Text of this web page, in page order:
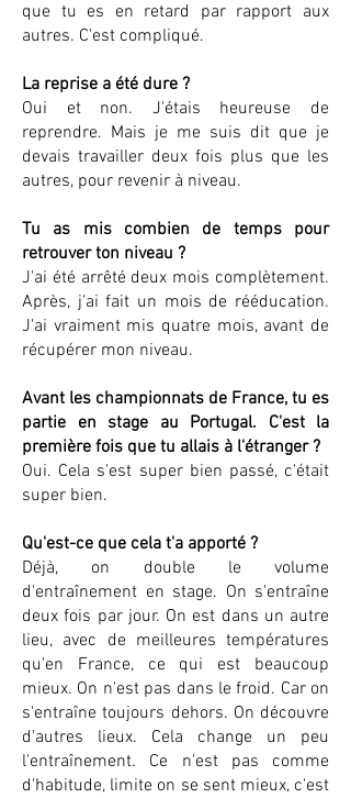
que tu es en retard par rapport aux
autres. C'est compliqué.
La reprise a été dure ?
Oui et non. J'étais heureuse de
reprendre. Mais je me suis dit que je
devais travailler deux fois plus que les
autres, pour revenir à niveau.
Tu as mis combien de temps pour
retrouver ton niveau ?
J'ai été arrêté deux mois complètement.
Après, j'ai fait un mois de rééducation.
J'ai vraiment mis quatre mois, avant de
récupérer mon niveau.
Avant les championnats de France, tu es
partie en stage au Portugal. C'est la
première fois que tu allais à l'étranger ?
Oui. Cela s'est super bien passé, c'était
super bien.
Qu'est-ce que cela t'a apporté ?
Déjà, on double le volume
d'entraînement en stage. On s'entraîne
deux fois par jour. On est dans un autre
lieu, avec de meilleures températures
qu'en France, ce qui est beaucoup
mieux. On n'est pas dans le froid. Car on
s'entraîne toujours dehors. On découvre
d'autres lieux. Cela change un peu
l'entraînement. Ce n'est pas comme
d'habitude, limite on se sent mieux, c'est